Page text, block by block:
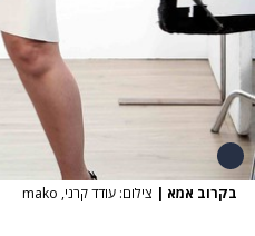
בקרוב אמא | צילום: עודד קרני, mako